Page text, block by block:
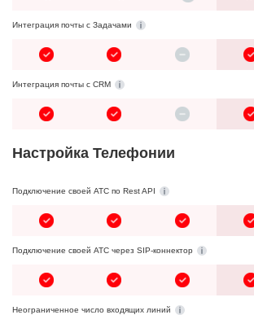
Интеграция почты с Задачами
Интеграция почты с CRM
Настройка Телефонии
Подключение своей АТС по Rest API
Подключение своей АТС через SIP-коннектор
Неограниченное число входящих линий